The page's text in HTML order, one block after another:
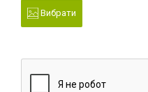
Вибрати